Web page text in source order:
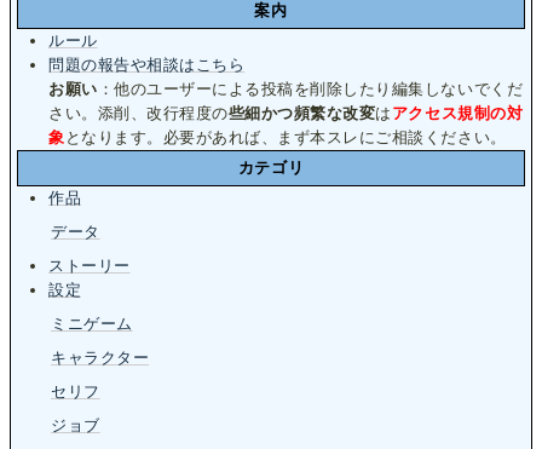
案内
ルール
問題の報告や相談はこちら
お願い ：他のユーザーによる投稿を削除したり編集しないでくだ
さい。添削、改行程度の些細かつ頻繁な改変は アクセス規制の対
象 となります。必要があれば、まず本スレにご相談ください。
カテゴリ
作品
データ
ストーリー
設定
ミニゲーム
キャラクター
セリフ
ジョブ